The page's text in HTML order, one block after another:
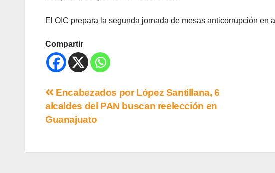
El OIC prepara la segunda jornada de mesas anticorrupción
Compartir
Encabezados por López Santillana, 6
alcaldes del PAN buscan reelección en
Guanajuato